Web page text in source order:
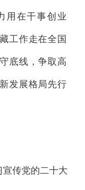
用在干事创业
工作走在全国
底线，争取高
发展格局先行
传党的二十大